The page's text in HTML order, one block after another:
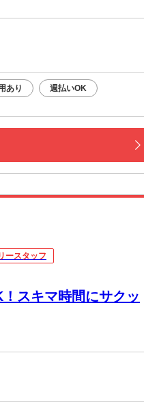
あり 週払いOK
ースタッフ
スキマ時間にサクッ